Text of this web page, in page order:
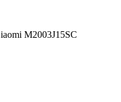
M2003J15SC